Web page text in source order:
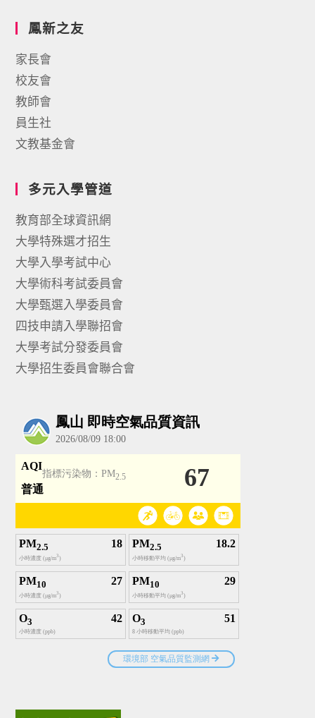
鳳新之友
家長會
校友會
教師會
員生社
文教基金會
多元入學管道
教育部全球資訊網
大學特殊選才招生
大學入學考試中心
大學術科考試委員會
大學甄選入學委員會
四技申請入學聯招會
大學考試分發委員會
大學招生委員會聯合會